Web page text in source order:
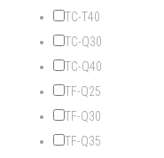
TC-T40
TC-Q30
TC-Q40
TF-Q25
TF-Q30
TF-Q35